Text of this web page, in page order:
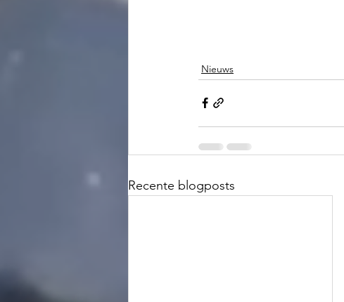
Nieuws
Recente blogposts